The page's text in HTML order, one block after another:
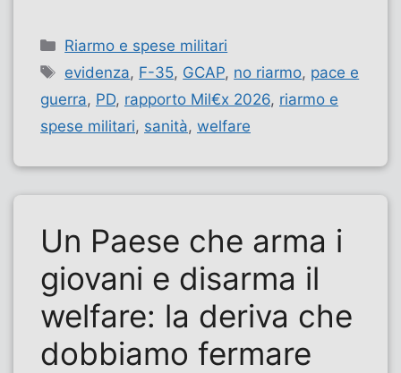
Categorie
Riarmo e spese militari
Tag
evidenza, F-35, GCAP, no riarmo, pace e
guerra, PD, rapporto Mil€x 2026, riarmo e
spese militari, sanità, welfare
Un Paese che arma i
giovani e disarma il
welfare: la deriva che
dobbiamo fermare